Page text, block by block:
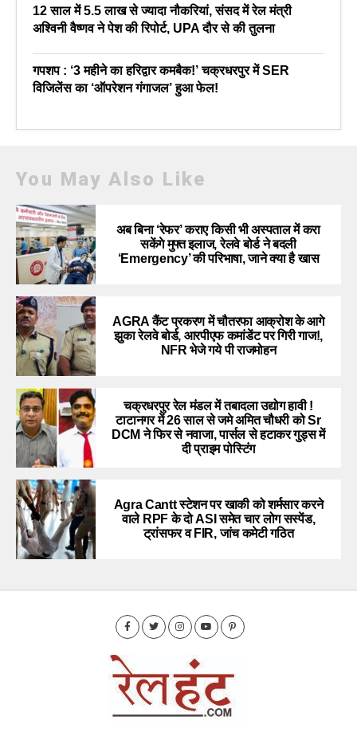
12 साल में 5.5 लाख से ज्यादा नौकरियां, संसद में रेल मंत्री
अश्विनी वैष्णव ने पेश की रिपोर्ट, UPA दौर से की तुलना
गपशप : ‘3 महीने का हरिद्वार कमबैक!’ चक्रधरपुर में SER
विजिलेंस का ‘ऑपरेशन गंगाजल’ हुआ फेल!
You May Also Like
अब बिना ‘रेफर’ कराए किसी भी अस्पताल में करा
सकेंगे मुफ्त इलाज, रेलवे बोर्ड ने बदली
‘Emergency’ की परिभाषा, जाने क्या है खास
AGRA कैंट प्रकरण में चौतरफा आक्रोश के आगे
झुका रेलवे बोर्ड, आरपीएफ कमांडेंट पर गिरी गाज!,
NFR भेजे गये पी राजमोहन
चक्रधरपुर रेल मंडल में तबादला उद्योग हावी !
टाटानगर में 26 साल से जमे अमित चौधरी को Sr
DCM ने फिर से नवाजा, पार्सल से हटाकर गुड्स में
दी प्राइम पोस्टिंग
Agra Cantt स्टेशन पर खाकी को शर्मसार करने
वाले RPF के दो ASI समेत चार लोग सस्पेंड,
ट्रांसफर व FIR, जांच कमेटी गठित